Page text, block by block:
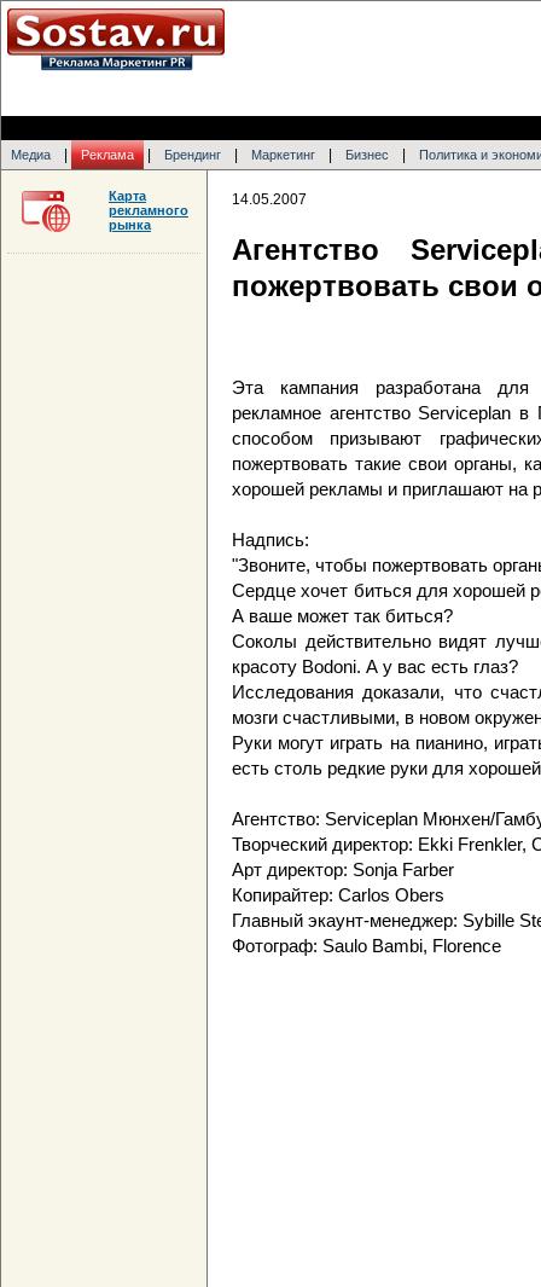
Медиа Реклама Брендинг Маркетинг Бизнес Политика и
14.05.2007
Агентство
пожертвовать свои
Эта кампания разработана
рекламное агентство Serviceplan
способом призывают
пожертвовать такие свои органы,
хорошей рекламы и приглашают на
Надпись:
"Звоните, чтобы пожертвовать
Сердце хочет биться для хорошей
А ваше может так биться?
Соколы действительно видят
красоту Bodoni. А у вас есть глаз?
Исследования доказали, что
мозги счастливыми, в новом
Руки могут играть на пианино,
есть столь редкие руки для
Агентство: Serviceplan Мюнхен/
Творческий директор: Ekki Frenkler,
Арт директор: Sonja Farber
Копирайтер: Carlos Obers
Главный экаунт-менеджер: Sybille
Фотограф: Saulo Bambi, Florence
Карта
рекламного
рынка